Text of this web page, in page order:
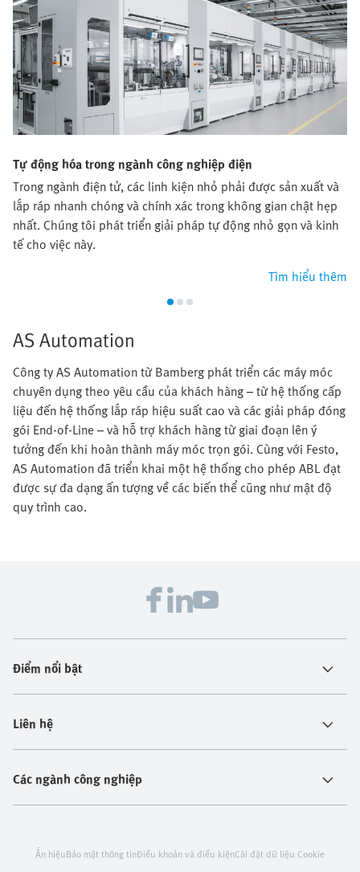
Tự động hóa trong ngành công nghiệp điện
Trong ngành điện tử, các linh kiện nhỏ phải được sản xuất và
lắp ráp nhanh chóng và chính xác trong không gian chật hẹp
nhất. Chúng tôi phát triển giải pháp tự động nhỏ gọn và kinh
tế cho việc này.
Tìm hiểu thêm
AS Automation
Công ty AS Automation từ Bamberg phát triển các máy móc
chuyên dụng theo yêu cầu của khách hàng – từ hệ thống cấp
liệu đến hệ thống lắp ráp hiệu suất cao và các giải pháp đóng
gói End-of-Line – và hỗ trợ khách hàng từ giai đoạn lên ý
tưởng đến khi hoàn thành máy móc trọn gói. Cùng với Festo,
AS Automation đã triển khai một hệ thống cho phép ABL đạt
được sự đa dạng ấn tượng về các biến thể cũng như mật độ
quy trình cao.
Điểm nổi bật
Liên hệ
Các ngành công nghiệp
Ấn hiệuBảo mật thông tinĐiều khoản và điều kiệnCài đặt dữ liệu Cookie